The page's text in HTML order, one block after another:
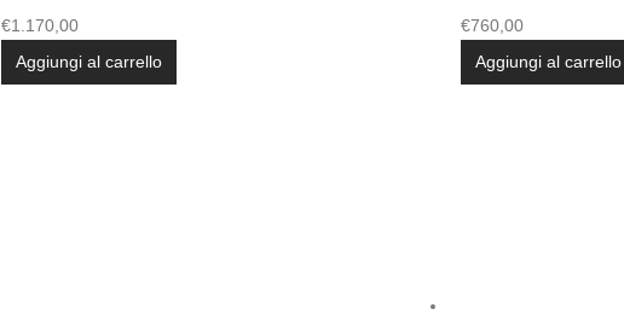
€1.170,00
Aggiungi al carrello
€760,00
Aggiungi al carrello